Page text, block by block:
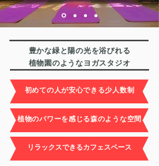
豊かな緑と陽の光を浴びれる
​植物園のようなヨガスタジオ
​初めての人が安心できる少人数制
植物のパワーを感じる森のような空間
リラックスできるカフェスペース